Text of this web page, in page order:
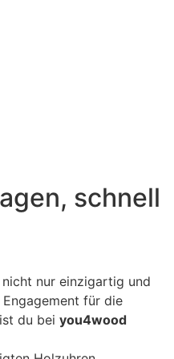
schnell
nur einzigartig und
für die
du bei you4wood